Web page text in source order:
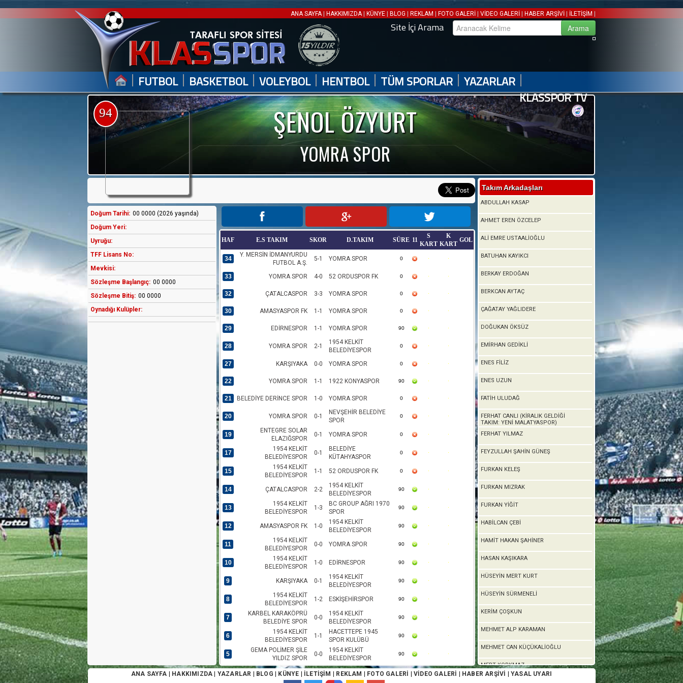
ANA SAYFA| HAKKIMIZDA| KÜNYE | BLOG | REKLAM | FOTO GALERİ | VİDEO GALERİ | HABER ARŞİVİ | İLETİŞİM |
Site İçi Arama
| FUTBOL | BASKETBOL | VOLEYBOL | HENTBOL | TÜM SPORLAR | YAZARLAR |
KLASSPOR TV
ŞENOL ÖZYURT
YOMRA SPOR
94
Doğum Tarihi: 00 0000 (2026 yaşında)
Doğum Yeri:
Uyruğu:
TFF Lisans No:
Mevkisi:
Sözleşme Başlangıç: 00 0000
Sözleşme Bitiş: 00 0000
Oynadığı Kulüpler:
HAF E.S TAKIM SKOR D.TAKIM SÜRE 11
S
KART
K
KART
GOL
34
Y. MERSİN İDMANYURDU
FUTBOL A.Ş.
5-1 YOMRA SPOR 0
33 YOMRA SPOR 4-0 52 ORDUSPOR FK 0
32 ÇATALCASPOR 3-3 YOMRA SPOR 0
30 AMASYASPOR FK 1-1 YOMRA SPOR 0
29 EDİRNESPOR 1-1 YOMRA SPOR 90
28 YOMRA SPOR 2-1
1954 KELKİT
BELEDİYESPOR
0
27 KARŞIYAKA 0-0 YOMRA SPOR 0
22 YOMRA SPOR 1-1 1922 KONYASPOR 90
21 BELEDİYE DERİNCE SPOR 1-0 YOMRA SPOR 0
20 YOMRA SPOR 0-1
NEVŞEHİR BELEDİYE
SPOR
0
19
ENTEGRE SOLAR
ELAZIĞSPOR
0-1 YOMRA SPOR 0
17
1954 KELKİT
BELEDİYESPOR
0-1
BELEDİYE
KÜTAHYASPOR
0
15
1954 KELKİT
BELEDİYESPOR
1-1 52 ORDUSPOR FK 0
14 ÇATALCASPOR 2-2
1954 KELKİT
BELEDİYESPOR
90
13
1954 KELKİT
BELEDİYESPOR
1-3
BC GROUP AĞRI 1970
SPOR
90
12 AMASYASPOR FK 1-0
1954 KELKİT
BELEDİYESPOR
90
11
1954 KELKİT
BELEDİYESPOR
0-0 YOMRA SPOR 90
10
1954 KELKİT
BELEDİYESPOR
1-0 EDİRNESPOR 90
9 KARŞIYAKA 0-1
1954 KELKİT
BELEDİYESPOR
90
8
1954 KELKİT
BELEDİYESPOR
1-2 ESKİŞEHİRSPOR 90
7
KARBEL KARAKÖPRÜ
BELEDİYE SPOR
0-0
1954 KELKİT
BELEDİYESPOR
90
6
1954 KELKİT
BELEDİYESPOR
1-1
HACETTEPE 1945
SPOR KULÜBÜ
90
5
GEMA POLİMER ŞİLE
YILDIZ SPOR
0-0
1954 KELKİT
BELEDİYESPOR
90
4
1954 KELKİT
BELEDİYESPOR
3-1 1922 KONYASPOR 90
Takım Arkadaşları
ABDULLAH KASAP
AHMET EREN ÖZCELEP
ALİ EMRE USTAALİOĞLU
BATUHAN KAYIKCI
BERKAY ERDOĞAN
BERKCAN AYTAÇ
ÇAĞATAY YAĞLIDERE
DOĞUKAN ÖKSÜZ
EMİRHAN GEDİKLİ
ENES FİLİZ
ENES UZUN
FATİH ULUDAĞ
FERHAT CANLI (KİRALIK GELDİĞİ
TAKIM: YENİ MALATYASPOR)
FERHAT YILMAZ
FEYZULLAH ŞAHİN GÜNEŞ
FURKAN KELEŞ
FURKAN MIZRAK
FURKAN YİĞİT
HABİLCAN ÇEBİ
HAMİT HAKAN ŞAHİNER
HASAN KAŞIKARA
HÜSEYİN MERT KURT
HÜSEYİN SÜRMENELİ
KERİM ÇOŞKUN
MEHMET ALP KARAMAN
MEHMET CAN KÜÇÜKALİOĞLU
MERT KORKMAZ
ANA SAYFA HAKKIMIZDA YAZARLAR BLOG KÜNYE İLETİŞİM REKLAM FOTO GALERİ VİDEO GALERİ HABER ARŞİVİ YASAL UYARI